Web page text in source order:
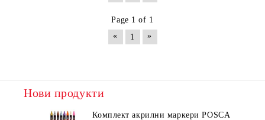
Page 1 of 1
«
1 »
Нови продукти
Комплeкт акрилни маркери POSCA